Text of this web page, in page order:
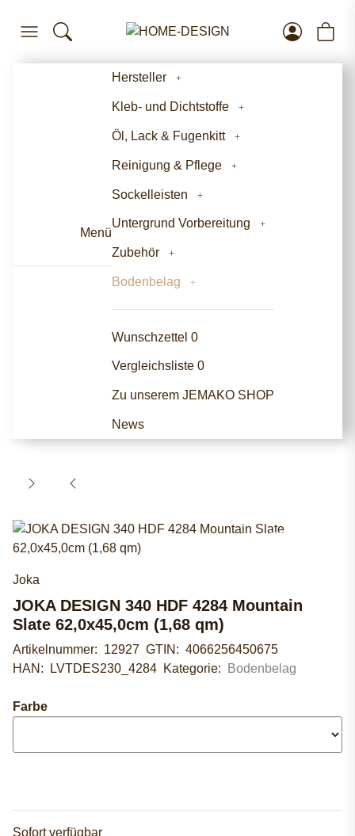
Menü
Hersteller
Kleb- und Dichtstoffe
Öl, Lack & Fugenkitt
Reinigung & Pflege
Sockelleisten
Untergrund Vorbereitung
Zubehör
Bodenbelag
Wunschzettel 0
Vergleichsliste 0
Zu unserem JEMAKO SHOP
News
Joka
JOKA DESIGN 340 HDF 4284 Mountain
Slate 62,0x45,0cm (1,68 qm)
Artikelnummer: 12927 GTIN: 4066256450675
HAN:
LVTDES230_4284 Kategorie: Bodenbelag
Farbe
Sofort verfügbar